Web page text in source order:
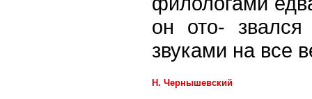
он ото- звался
звуками на все
Н. Чернышевский